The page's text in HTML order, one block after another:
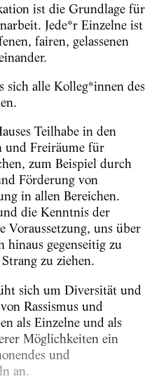
ist die Grund­lage für
Jede*r Einzelne ist
fairen, gelassenen
sich alle Kolleg*innen des
Teilhabe in den
und Freiräume für
zum Beispiel durch
Förderung von
in allen Bereichen.
die Kenntnis der
Voraussetzung, uns über
hinaus gegenseitig zu
zu ziehen.
sich um Diversität und
Rassismus und
als Einzelne und als
Möglichkeiten ein
und
an.